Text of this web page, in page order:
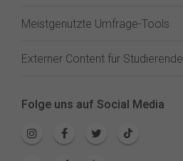
Meistgenutzte Umfrage-Tools
Externer Content für Studierende
Folge uns auf Social Media